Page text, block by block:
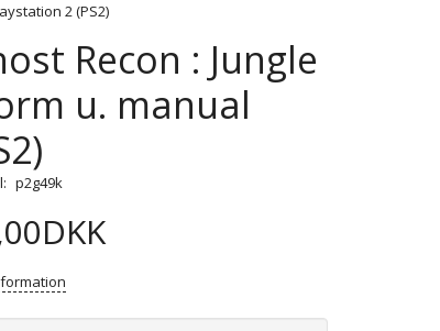
2 (PS2)
Recon : Jungle
u. manual
p2g49k